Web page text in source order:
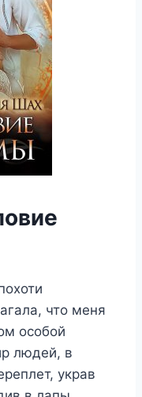
что меня
особой
людей, в
украв